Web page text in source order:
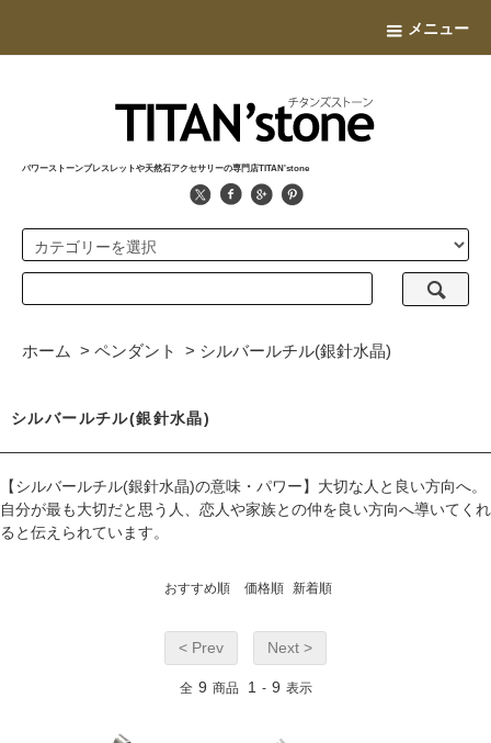
メニュー
パワーストーンブレスレットや天然石アクセサリーの専門店TITAN'stone
ホーム > ペンダント > シルバールチル(銀針水晶)
シルバールチル(銀針水晶)
【シルバールチル(銀針水晶)の意味・パワー】大切な人と良い方向へ。
自分が最も大切だと思う人、恋人や家族との仲を良い方向へ導いてくれ
ると伝えられています。
おすすめ順 価格順 新着順
< Prev Next >
全 9 商品 1 - 9 表示